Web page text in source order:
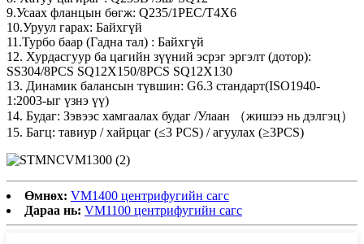
9.Усаах фланцын бөгж: Q235/1PEC/T4X6
10.Уруул гарах: Байхгүй
11.Турбо баар (Гадна тал) : Байхгүй
12. Хурдасгуур ба цагийн зүүний эсрэг эргэлт (дотор):
SS304/8PCS SQ12X150/8PCS SQ12X130
13. Динамик балансын түвшин: G6.3 стандарт(ISO1940-
1:2003-ыг үзнэ үү)
14. Будаг: Зэвээс хамгаалах будаг /Улаан （жишээ нь дэлгэц）
15. Багц: тавиур / хайрцаг (≤3 PCS) / агуулах (≥3PCS)
Өмнөх: VM1400 центрифугийн сагс
Дараа нь: VM1100 центрифугийн сагс